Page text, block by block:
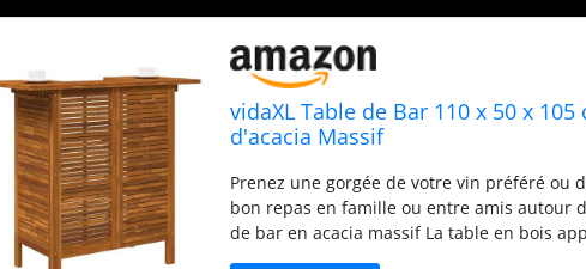
vidaXL Table de Bar 110 x 50 x 105
d'acacia Massif
Prenez une gorgée de votre vin préféré ou
bon repas en famille ou entre amis autour
de bar en acacia massif La table en bois